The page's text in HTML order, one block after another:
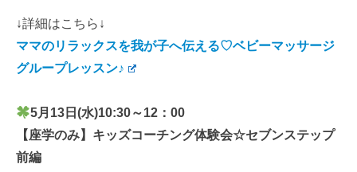
↓詳細はこちら↓
ママのリラックスを我が子へ伝える♡ベビーマッサージ
グループレッスン♪
5月13 日(水)10:30～12：00
【座学のみ】キッズコーチング体験会☆セブンステップ
前編